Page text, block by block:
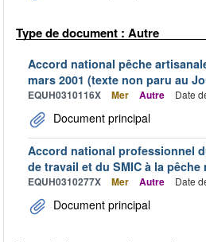
Type de document : Autre
Accord national pêche
mars 2001 (texte non paru au
EQUH0310116X Mer Autre Date
Document principal
Accord national professionnel
de travail et du SMIC à la
EQUH0310277X Mer Autre Date
Document principal